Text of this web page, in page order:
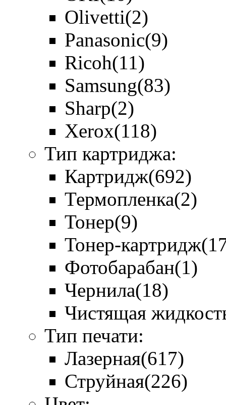
Olivetti(2)
Panasonic(9)
Ricoh(11)
Samsung(83)
Sharp(2)
Xerox(118)
Тип картриджа:
Картридж(692)
Термопленка(2)
Тонер(9)
Тонер-картридж
Фотобарабан(1)
Чернила(18)
Чистящая
Тип печати:
Лазерная(617)
Струйная(226)